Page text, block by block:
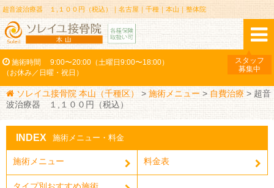
超音波治療器 １,１００円（税込）｜名古屋｜千種｜本山｜整体院
施術時間
9:00〜20:00（土曜日9:00〜18:00）
（お休み／日曜・祝日）
スタッフ
募集中
ソレイユ接骨院 本山（千種区） >施術メニュー > 自費治療 > 超音
波治療器 １,１００円（税込）
INDEX 施術メニュー・料金
施術メニュー 料金表